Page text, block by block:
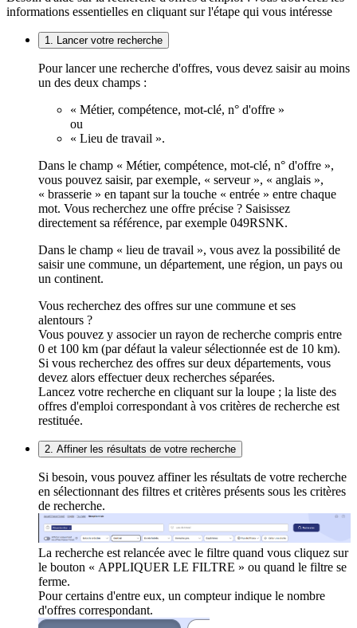
informations essentielles en cliquant sur l'étape qui vous intéresse
1. Lancer votre recherche
Pour lancer une recherche d'offres, vous devez saisir au moins
un des deux champs :
« Métier, compétence, mot-clé, n° d'offre »
ou
« Lieu de travail ».
Dans le champ « Métier, compétence, mot-clé, n° d'offre »,
vous pouvez saisir, par exemple, « serveur », « anglais »,
« brasserie » en tapant sur la touche « entrée » entre chaque
mot. Vous recherchez une offre précise ? Saisissez
directement sa référence, par exemple 049RSNK.
Dans le champ « lieu de travail », vous avez la possibilité de
saisir une commune, un département, une région, un pays ou
un continent.
Vous recherchez des offres sur une commune et ses
alentours ?
Vous pouvez y associer un rayon de recherche compris entre
0 et 100 km (par défaut la valeur sélectionnée est de 10 km).
Si vous recherchez des offres sur deux départements, vous
devez alors effectuer deux recherches séparées.
Lancez votre recherche en cliquant sur la loupe ; la liste des
offres d'emploi correspondant à vos critères de recherche est
restituée.
2. Affiner les résultats de votre recherche
Si besoin, vous pouvez affiner les résultats de votre recherche
en sélectionnant des filtres et critères présents sous les critères
de recherche.
La recherche est relancée avec le filtre quand vous cliquez sur
le bouton « APPLIQUER LE FILTRE » ou quand le filtre se
ferme.
Pour certains d'entre eux, un compteur indique le nombre
d'offres correspondant.